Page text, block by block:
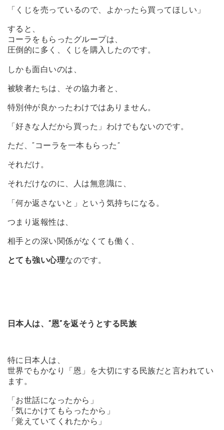
「くじを売っているので、よかったら買ってほしい」
すると、
コーラをもらったグループは、
圧倒的に多く、くじを購入したのです。
しかも面白いのは、
被験者たちは、その協力者と、
特別仲が良かったわけではありません。
「好きな人だから買った」わけでもないのです。
ただ、“コーラを一本もらった”
それだけ。
それだけなのに、人は無意識に、
「何か返さないと」という気持ちになる。
つまり返報性は、
相手との深い関係がなくても働く、
とても強い心理なのです。
日本人は、“恩”を返そうとする民族
特に日本人は、
世界でもかなり「恩」を大切にする民族だと言われてい
ます。
「お世話になったから」
「気にかけてもらったから」
「覚えていてくれたから」